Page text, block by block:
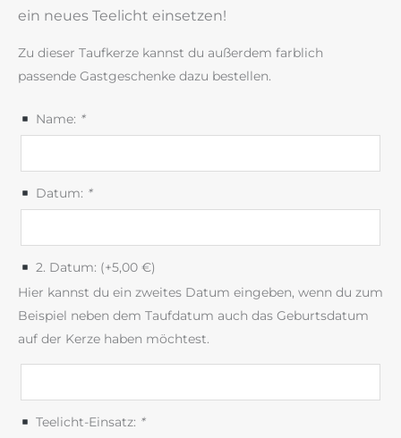
ein neues Teelicht einsetzen!
Zu dieser Taufkerze kannst du außerdem farblich
passende Gastgeschenke dazu bestellen.
Name: *
Datum: *
2. Datum: (+5,00 €)
Hier kannst du ein zweites Datum eingeben, wenn du zum
Beispiel neben dem Taufdatum auch das Geburtsdatum
auf der Kerze haben möchtest.
Teelicht-Einsatz: *